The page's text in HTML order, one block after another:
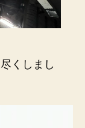
くしまし